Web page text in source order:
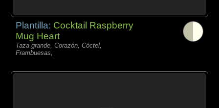
Plantilla: Cocktail Raspberry
Mug Heart
Taza grande, Corazón, Cóctel,
Frambuesas,